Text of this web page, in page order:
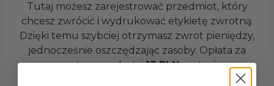
Tutaj możesz zarejestrować przedmiot, który
chcesz zwrócić i wydrukować etykietę zwrotną.
Dzięki temu szybciej otrzymasz zwrot pieniędzy,
jednocześnie oszczędzając zasoby. Opłata za
zwrot w wysokości13 PLNzostanie
automatycznie odjęta od kwoty zwrotu. Jeśli